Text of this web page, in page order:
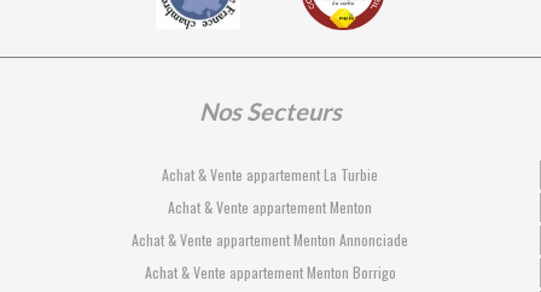
Nos Secteurs
Achat & Vente appartement La Turbie
Achat & Vente appartement Menton
Achat & Vente appartement Menton Annonciade
Achat & Vente appartement Menton Borrigo